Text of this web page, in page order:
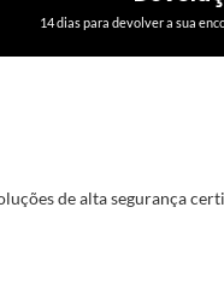
14 dias para devolver a sua
de alta segurança